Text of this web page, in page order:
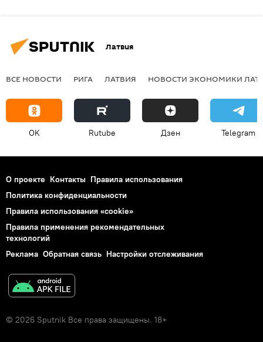
Латвия
ВСЕ НОВОСТИ РИГА ЛАТВИЯ НОВОСТИ ЭКОНОМИКИ
OK Rutube Дзен Telegram
О проекте Контакты Правила использования
Политика конфиденциальности
Правила использования «cookie»
Правила применения рекомендательных
технологий
Реклама Обратная связь Настройки отслеживания
© 2026 Sputnik Все права защищены. 18+